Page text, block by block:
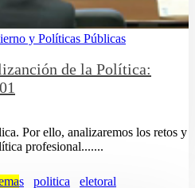
y Políticas Públicas
de la Política:
Por ello, analizaremos los retos y
profesional.......
s politica eletoral